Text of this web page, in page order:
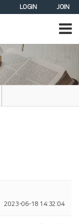
JOIN
LOGIN
2023-06-18 14:32:04